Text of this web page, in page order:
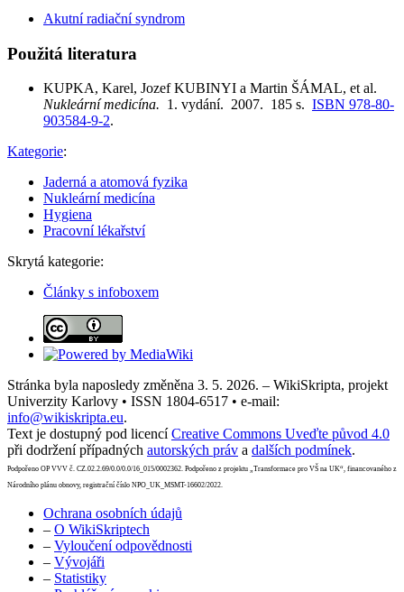
Akutní radiační syndrom
Použitá literatura
KUPKA, Karel, Jozef KUBINYI a Martin ŠÁMAL, et al.
Nukleární medicína. 1. vydání. 2007. 185 s. ISBN 978-80-
903584-9-2.
Kategorie:
Jaderná a atomová fyzika
Nukleární medicína
Hygiena
Pracovní lékařství
Skrytá kategorie:
Články s infoboxem
Stránka byla naposledy změněna 3. 5. 2026. – WikiSkripta, projekt
Univerzity Karlovy • ISSN 1804-6517 • e-mail:
info@wikiskripta.eu.
Text je dostupný pod licencíCreative Commons Uveďte původ 4.0
při dodržení případných autorských práv a dalších podmínek.
Podpořeno OP VVV č. CZ.02.2.69/0.0/0.0/16_015/0002362. Podpořeno z projektu „Transformace pro VŠ na UK“, financovaného z
Národního plánu obnovy, registrační číslo NPO_UK_MSMT-16602/2022.
Ochrana osobních údajů
– O WikiSkriptech
– Vyloučení odpovědnosti
– Vývojáři
– Statistiky